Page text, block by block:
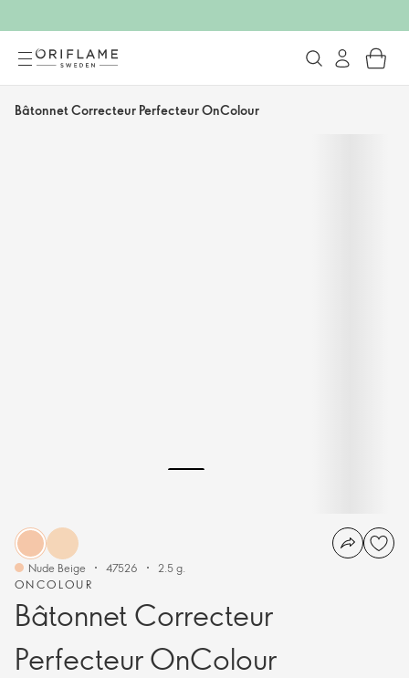
Bâtonnet Correcteur Perfecteur OnColour
ONCOLOUR
Bâtonnet Correcteur
Perfecteur OnColour
Nude Beige 47526 2.5 g.